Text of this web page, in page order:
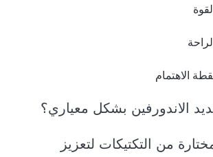
الاهتمام
الاندورفين بشكل معياري؟
من التكتيكات لتعزيز